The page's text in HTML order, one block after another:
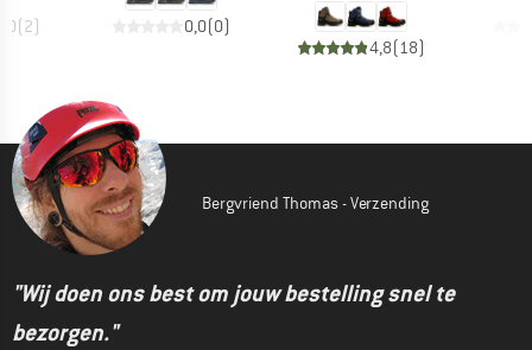
(2) 0,0(0)
4,8(18)
Bergvriend Thomas - Verzending
"Wij doen ons best om jouw bestelling snel te
bezorgen."